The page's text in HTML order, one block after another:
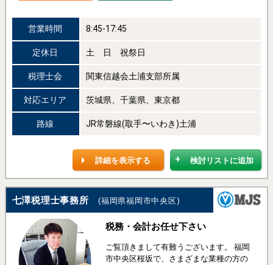
営業時間 8:45-17:45
定休日 土 日 祝祭日
税理士会 関東信越会土浦支部所属
対応エリア 茨城県、千葉県、東京都
路線 JR常磐線(取手〜いわき)土浦
検討リストに追加
詳細を表示する
七澤税理士事務所 (福岡県福岡市中央区)
税務・会計お任せ下さい
ご覧頂きまして有難うございます。 福岡
市中央区桜坂で、さまざまな業種の方の